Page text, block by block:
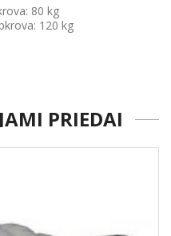
80 kg
120 kg
PRIEDAI